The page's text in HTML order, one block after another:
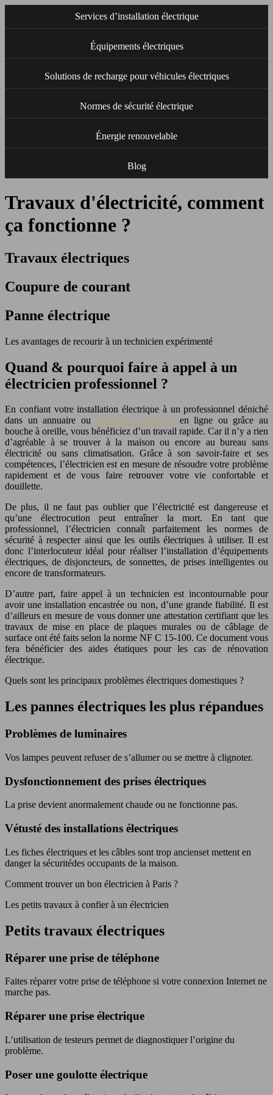
Services d’installation électrique
Équipements électriques
Solutions de recharge pour véhicules électriques
Normes de sécurité électrique
Énergie renouvelable
Blog
Travaux d'électricité, comment
ça fonctionne ?
Travaux électriques
Coupure de courant
Panne électrique
Les avantages de recourir à un technicien expérimenté
Quand & pourquoi faire à appel à un
électricien professionnel ?
En confiant votre installation électrique à un professionnel déniché
dans un annuaire ou magazine d’artisans en ligne ou grâce au
bouche à oreille, vous bénéficiez d’un travail rapide. Car il n’y a rien
d’agréable à se trouver à la maison ou encore au bureau sans
électricité ou sans climatisation. Grâce à son savoir-faire et ses
compétences, l’électricien est en mesure de résoudre votre problème
rapidement et de vous faire retrouver votre vie confortable et
douillette.
De plus, il ne faut pas oublier que l’électricité est dangereuse et
qu’une électrocution peut entraîner la mort. En tant que
professionnel, l’électricien connaît parfaitement les normes de
sécurité à respecter ainsi que les outils électriques à utiliser. Il est
donc l’interlocuteur idéal pour réaliser l’installation d’équipements
électriques, de disjoncteurs, de sonnettes, de prises intelligentes ou
encore de transformateurs.
D’autre part, faire appel à un technicien est incontournable pour
avoir une installation encastrée ou non, d’une grande fiabilité. Il est
d’ailleurs en mesure de vous donner une attestation certifiant que les
travaux de mise en place de plaques murales ou de câblage de
surface ont été faits selon la norme NF C 15-100. Ce document vous
fera bénéficier des aides étatiques pour les cas de rénovation
électrique.
Quels sont les principaux problèmes électriques domestiques ?
Les pannes électriques les plus répandues
Problèmes de luminaires
Vos lampes peuvent refuser de s’allumer ou se mettre à clignoter.
Dysfonctionnement des prises électriques
La prise devient anormalement chaude ou ne fonctionne pas.
Vétusté des installations électriques
Les fiches électriques et les câbles sont trop ancienset mettent en
danger la sécuritédes occupants de la maison.
Comment trouver un bon électricien à Paris ?
Les petits travaux à confier à un électricien
Petits travaux électriques
Réparer une prise de téléphone
Faites réparer votre prise de téléphone si votre connexion Internet ne
marche pas.
Réparer une prise électrique
L’utilisation de testeurs permet de diagnostiquer l’origine du
problème.
Poser une goulotte électrique